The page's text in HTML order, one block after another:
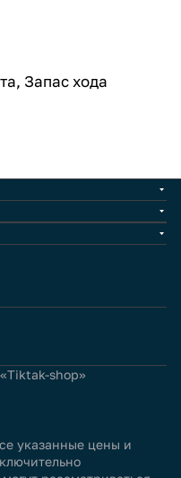
Запас хода
shop»
указанные цены и